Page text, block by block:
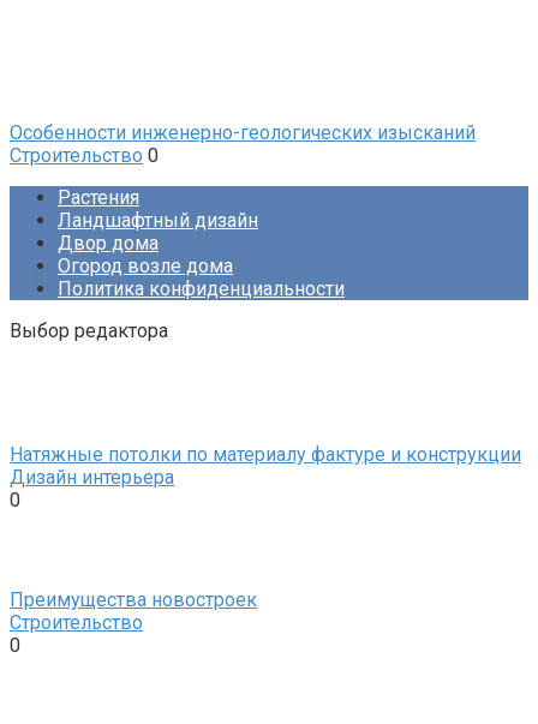
Особенности инженерно-геологических изысканий
Строительство 0
Растения
Ландшафтный дизайн
Двор дома
Огород возле дома
Политика конфиденциальности
Выбор редактора
Натяжные потолки по материалу фактуре и конструкции
Дизайн интерьера
0
Преимущества новостроек
Строительство
0